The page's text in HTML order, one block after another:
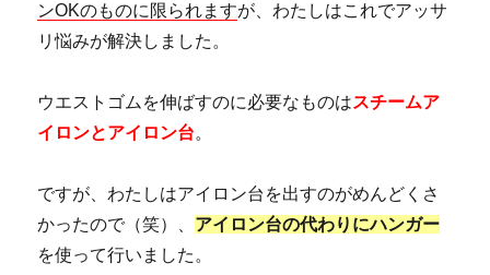
ンOKのものに限られますが、わたしはこれでアッサ
リ悩みが解決しました。
ウエストゴムを伸ばすのに必要なものはスチームア
イロンとアイロン台。
ですが、わたしはアイロン台を出すのがめんどくさ
かったので（笑）、 アイロン台の代わりにハンガー
を使って行いました。